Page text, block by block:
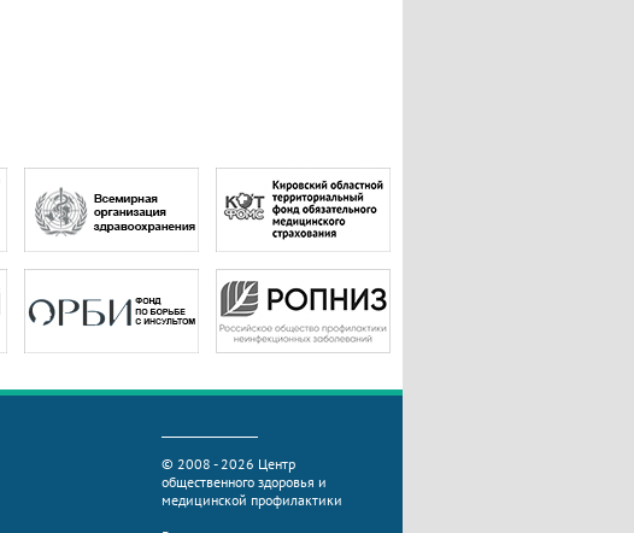
© 2008 - 2026 Центр
общественного здоровья и
медицинской профилактики